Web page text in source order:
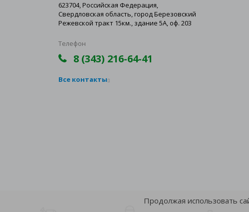
623704, Российская Федерация,
Свердловская область, город Березовский
Режевской тракт 15км., здание 5А, оф. 203
Телефон
8 (343) 216-64-41
Все контакты
Продолжая использовать